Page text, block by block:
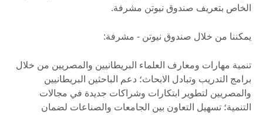
الخاص بتعريف صندوق نيوتن مشرفة.
يمكننا من خلال صندوق نيوتن - مشرفة:
تنمية مهارات ومعارف العلماء البريطانيين والمصريين من خلال
برامج التدريب وتبادل الابحاث؛ دعم الباحثين البريطانيين
والمصريين لتطوير ابتكارات وشراكات جديدة في مجالات
التنمية؛ تسهيل التعاون بين الجامعات والصناعات لضمان